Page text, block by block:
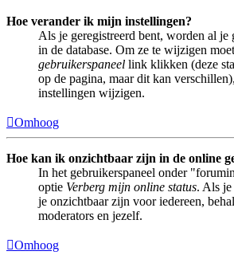
Hoe verander ik mijn instellingen?
Als je geregistreerd bent, worden al je
in de database. Om ze te wijzigen
gebruikerspaneel link klikken (deze
op de pagina, maar dit kan
instellingen wijzigen.
Omhoog
Hoe kan ik onzichtbaar zijn in de online
In het gebruikerspaneel onder
optie Verberg mijn online status. Als je
je onzichtbaar zijn voor iedereen,
moderators en jezelf.
Omhoog